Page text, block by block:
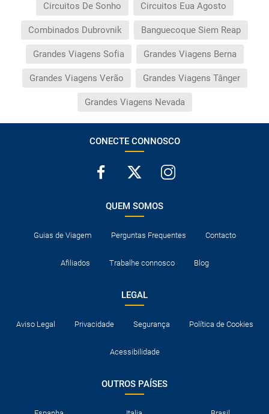
Circuitos De Sonho Circuitos Eua Agosto
Combinados Dubrovnik Banguecoque Siem Reap
Grandes Viagens Sofia Grandes Viagens Berna
Grandes Viagens Verão Grandes Viagens Tânger
Grandes Viagens Nevada
CONECTE CONNOSCO
QUEM SOMOS
Guias de Viagem Perguntas Frequentes Contacto
Afiliados Trabalhe connosco Blog
LEGAL
Aviso Legal Privacidade Segurança Política de Cookies
Acessibilidade
OUTROS PAÍSES